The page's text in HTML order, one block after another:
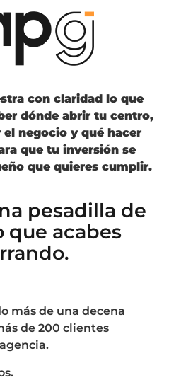
con claridad lo que
dónde abrir tu centro,
negocio y qué hacer
que tu inversión se
que quieres cumplir.
pesadilla de
que acabes
más de una decena
de 200 clientes